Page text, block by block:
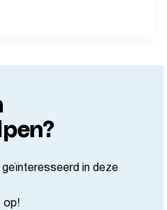
in deze
op!